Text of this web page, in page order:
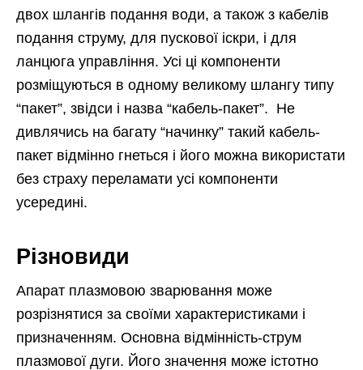
двох шлангів подання води, а також з кабелів
подання струму, для пускової іскри, і для
ланцюга управління. Усі ці компоненти
розміщуються в одному великому шлангу типу
“пакет”, звідси і назва “кабель-пакет”. Не
дивлячись на багату “начинку” такий кабель-
пакет відмінно гнеться і його можна використати
без страху переламати усі компоненти
усередині.
Різновиди
Апарат плазмовою зварювання може
розрізнятися за своїми характеристиками і
призначенням. Основна відмінність-струм
плазмової дуги. Його значення може істотно